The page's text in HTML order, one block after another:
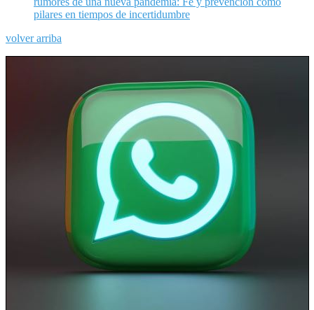
pilares en tiempos de incertidumbre
volver arriba